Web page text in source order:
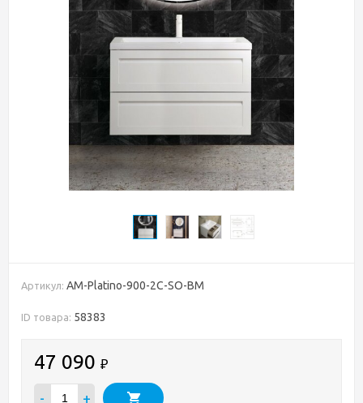
Артикул: AM-Platino-900-2C-SO-BM
ID товара: 58383
47 090 ₽
- +